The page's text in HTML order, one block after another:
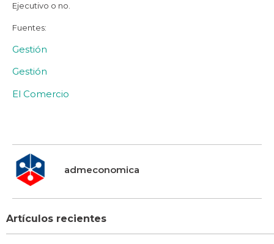
Ejecutivo o no.
Fuentes:
Gestión
Gestión
El Comercio
admeconomica
Artículos recientes